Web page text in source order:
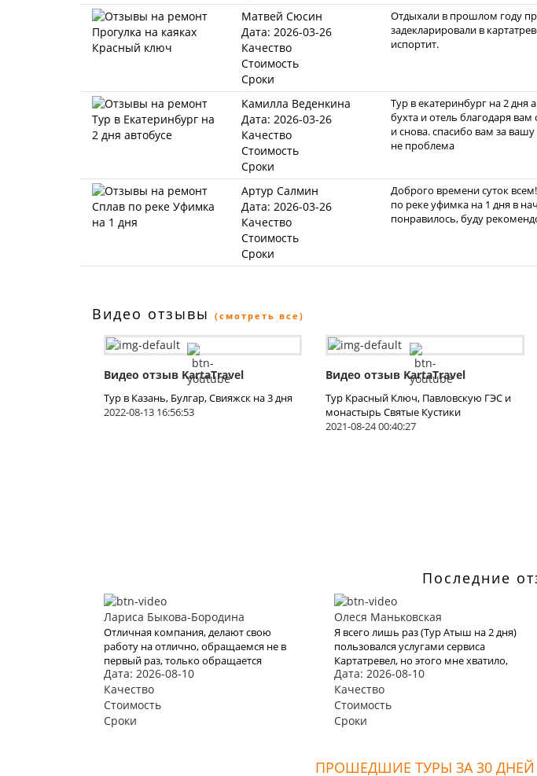
Матвей Сюсин
Дата: 2026-03-26
Качество
Стоимость
Сроки
Отдыхали в прошлом году
задекларировали в
испортит.
Камилла Веденкина
Дата: 2026-03-26
Качество
Стоимость
Сроки
Тур в екатеринбург на 2
бухта и отель благодаря
и снова. спасибо вам за
не проблема
Артур Салмин
Дата: 2026-03-26
Качество
Стоимость
Сроки
Доброго времени суток
по реке уфимка на 1 дня в
понравилось, буду
Видео отзывы (смотреть все)
Видео отзыв KartaTravel
Тур в Казань, Булгар, Свияжск на 3 дня
2022-08-13 16:56:53
Видео отзыв KartaTravel
Тур Красный Ключ, Павловскую ГЭС и
монастырь Святые Кустики
2021-08-24 00:40:27
Последние
Лариса Быкова-Бородина
Отличная компания, делают свою
работу на отлично, обращаемся не в
первый раз, только обращается
будем к вам, последний раз выбрали
Тур Анталия
Дата: 2026-08-10
Качество
Стоимость
Сроки
Олеся Маньковская
Я всего лишь раз (Тур Атыш на 2 дня)
пользовался услугами сервиса
Картатревел, но этого мне хватило,
чтобы понять, что это качественная
платформа для бронирования туров.
Хочу отметить невысокие цены,
удобный сайт и простоту
оформления заявки на тур
Дата: 2026-08-10
Качество
Стоимость
Сроки
ПРОШЕДШИЕ ТУРЫ ЗА 30 ДНЕЙ